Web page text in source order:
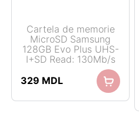
Cartela de memorie
MicroSD Samsung
128GB Evo Plus UHS-
I+SD Read: 130Mb/s
329 MDL